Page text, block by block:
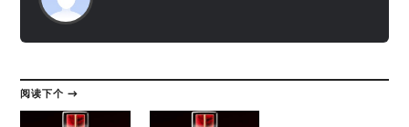
阅读下个 →